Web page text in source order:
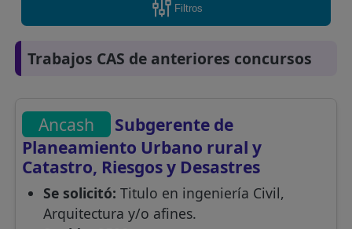
Filtros
Trabajos CAS de anteriores concursos
Ancash
Subgerente de
Planeamiento Urbano rural y
Catastro, Riesgos y Desastres
Se solicitó: Titulo en ingeniería Civil,
Arquitectura y/o afines.